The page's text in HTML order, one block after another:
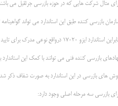
مثال شرکت هایی که در حوزه بازرسی جرثقیل می باشند
بازرسی کننده طبق این استاندارد می تواند
استاندارد ایزو 17020 درواقع نوعی مدرک برای تایید سازمان جهت صدور مدارک بازرسی است.
بازرسی کننده فنی می توانند با کمک این
های بازرسی در این استاندارد به صورت شفاف ذکر
بازرسی سه مرحله اصلی وجود دارد: